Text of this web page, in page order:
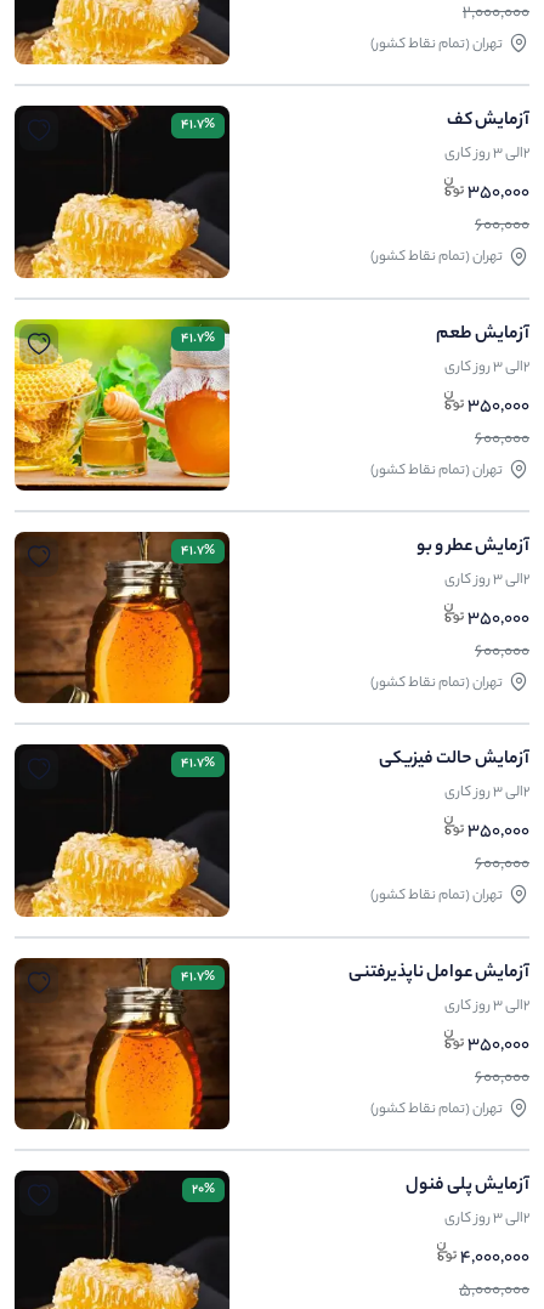
2,000,000
تهران (تمام نقاط کشور)
آزمایش کف
2الی 3 روز کاری
350,000
600,000
تهران (تمام نقاط کشور)
41.7%
آزمایش طعم
2الی 3 روز کاری
350,000
600,000
تهران (تمام نقاط کشور)
41.7%
آزمایش عطر و بو
2الی 3 روز کاری
350,000
600,000
تهران (تمام نقاط کشور)
41.7%
آزمایش حالت فیزیکی
2الی 3 روز کاری
350,000
600,000
تهران (تمام نقاط کشور)
41.7%
آزمایش عوامل ناپذیرفتنی
2الی 3 روز کاری
350,000
600,000
تهران (تمام نقاط کشور)
41.7%
آزمایش پلی فنول
2الی 3 روز کاری
4,000,000
5,000,000
20%